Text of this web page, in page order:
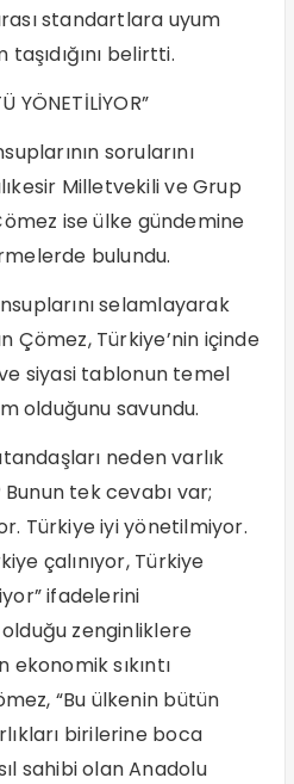
standartlara uyum
taşıdığını belirtti.
YÖNETİLİYOR”
sorularını
Milletvekili ve Grup
ise ülke gündemine
bulundu.
selamlayarak
Çömez, Türkiye’nin içinde
siyasi tablonun temel
olduğunu savundu.
neden varlık
tek cevabı var;
Türkiye iyi yönetilmiyor.
çalınıyor, Türkiye
ifadelerini
olduğu zenginliklere
sıkıntı
“Bu ülkenin bütün
birilerine boca
sahibi olan Anadolu